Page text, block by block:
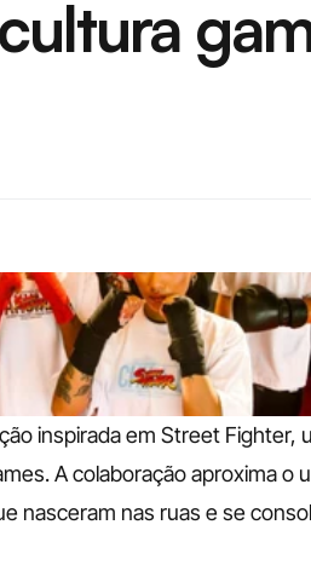
inspirada em Street Fighter,
A colaboração aproxima o
nasceram nas ruas e se